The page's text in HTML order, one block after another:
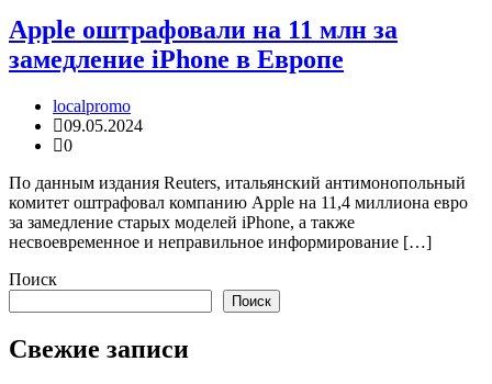
Apple оштрафовали на 11 млн за
замедление iPhone в Европе
localpromo
09.05.2024
0
По данным издания Reuters, итальянский антимонопольный
комитет оштрафовал компанию Apple на 11,4 миллиона евро
за замедление старых моделей iPhone, а также
несвоевременное и неправильное информирование […]
Поиск
Поиск
Свежие записи